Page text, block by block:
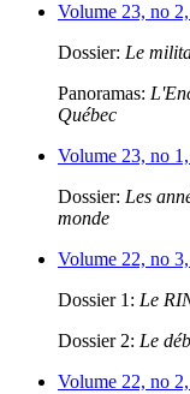
Volume 23, no
Dossier: Le
Panoramas:
Québec
Volume 23, no
Dossier: Les
monde
Volume 22, no
Dossier 1: Le
Dossier 2: Le
Volume 22, no